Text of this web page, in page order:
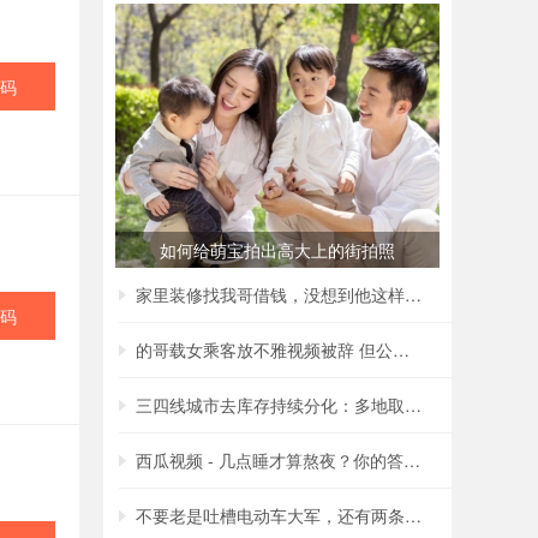
如何给萌宝拍出高大上的街拍照
家里装修找我哥借钱，没想到他这样回复我，
的哥载女乘客放不雅视频被辞 但公司称非黄
三四线城市去库存持续分化：多地取消购房补
西瓜视频 - 几点睡才算熬夜？你的答案很可
不要老是吐槽电动车大军，还有两条腿的行人